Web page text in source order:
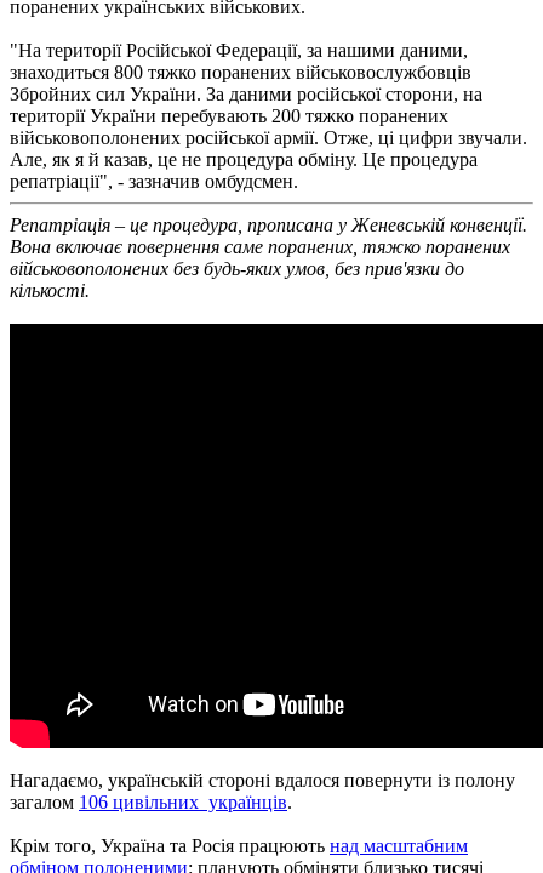
поранених українських військових.
"На території Російської Федерації, за нашими даними,
знаходиться 800 тяжко поранених військовослужбовців
Збройних сил України. За даними російської сторони, на
території України перебувають 200 тяжко поранених
військовополонених російської армії. Отже, ці цифри звучали.
Але, як я й казав, це не процедура обміну. Це процедура
репатріації", - зазначив омбудсмен.
Репатріація – це процедура, прописана у Женевській конвенції.
Вона включає повернення саме поранених, тяжко поранених
військовополонених без будь-яких умов, без прив'язки до
кількості.
Нагадаємо, українській стороні вдалося повернути із полону
загалом 106 цивільних українців.
Крім того, Україна та Росія працюють над масштабним
обміном полоненими: планують обміняти близько тисячі